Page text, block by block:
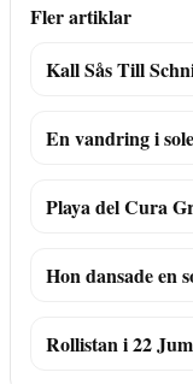
Fler artiklar
Kall Sås Till
En vandring i
Playa del Cura
Hon dansade en
Rollistan i 22